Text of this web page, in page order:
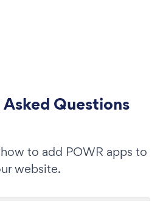
Questions
to add POWR apps to
website.